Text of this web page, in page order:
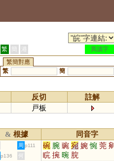
繁 簡 港
異讀字
繁簡對應
繁
簡
反切
註解
戸板
& 根據 同音字
周 p111 碗 腕 豌 宛 婉 惋 莞 剜
睆 捥 晼 脘
p136
何